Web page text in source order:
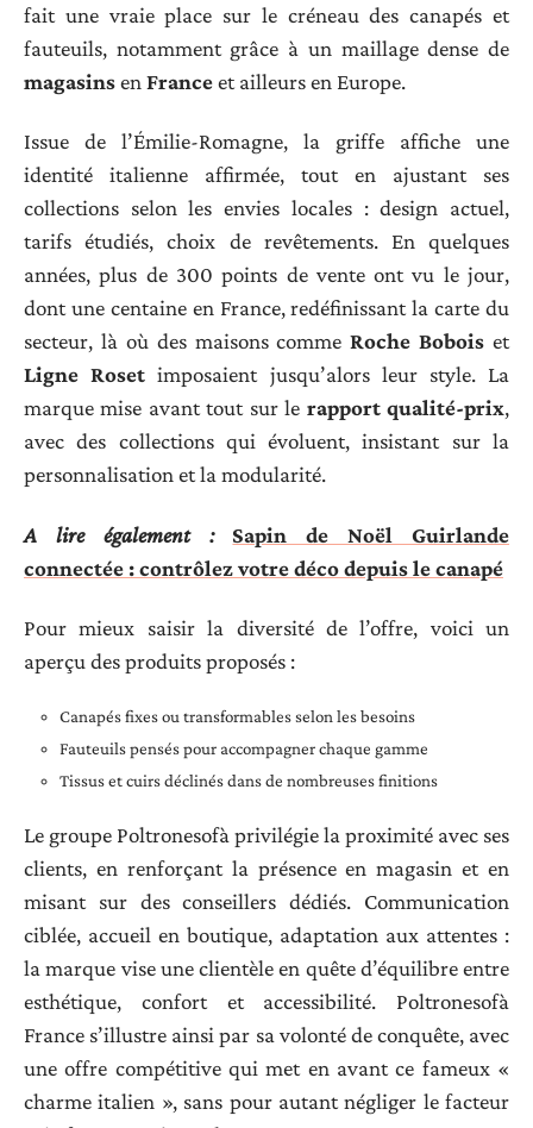
fait une vraie place sur le créneau des canapés et
fauteuils, notamment grâce à un maillage dense de
magasinsen Franceet ailleurs en Europe.
Issue de l’Émilie-Romagne, la griffe affiche une
identité italienne affirmée, tout en ajustant ses
collections selon les envies locales : design actuel,
tarifs étudiés, choix de revêtements. En quelques
années, plus de 300 points de vente ont vu le jour,
dont une centaine en France, redéfinissant la carte du
secteur, là où des maisons commeRoche Bobois et
Ligne Roset imposaient jusqu’alors leur style. La
marque mise avant tout sur le rapport qualité-prix,
avec des collections qui évoluent, insistant sur la
personnalisation et la modularité.
A lire également :
Sapin de Noël Guirlande
connectée : contrôlez votre déco depuis le canapé
Pour mieux saisir la diversité de l’offre, voici un
aperçu des produits proposés :
Canapés fixes ou transformables selon les besoins
Fauteuils pensés pour accompagner chaque gamme
Tissus et cuirs déclinés dans de nombreuses finitions
Le groupe Poltronesofà privilégie la proximité avec ses
clients, en renforçant la présence en magasin et en
misant sur des conseillers dédiés. Communication
ciblée, accueil en boutique, adaptation aux attentes :
la marque vise une clientèle en quête d’équilibre entre
esthétique, confort et accessibilité. Poltronesofà
France s’illustre ainsi par sa volonté de conquête, avec
une offre compétitive qui met en avant ce fameux «
charme italien », sans pour autant négliger le facteur